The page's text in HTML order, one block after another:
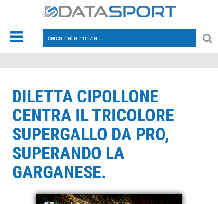
DILETTA CIPOLLONE
CENTRA IL TRICOLORE
SUPERGALLO DA PRO,
SUPERANDO LA
GARGANESE.